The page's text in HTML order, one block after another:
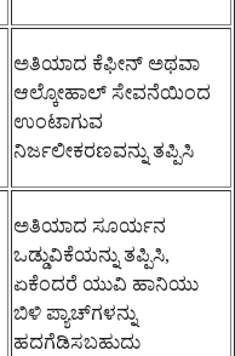
ಅತಿಯಾದ ಕೆಫೀನ್ ಅಥವಾ
ಆಲ್ಕೋಹಾಲ್ ಸೇವನೆಯಿಂದ
ಉಂಟಾಗುವ
ನಿರ್ಜಲೀಕರಣವನ್ನು ತಪ್ಪಿಸಿ
ಅತಿಯಾದ ಸೂರ್ಯನ
ಒಡ್ಡುವಿಕೆಯನ್ನು ತಪ್ಪಿಸಿ,
ಏಕೆಂದರೆ ಯುವಿ ಹಾನಿಯು
ಬಿಳಿ ಪ್ಯಾಚ್‌ಗಳನ್ನು
ಹದಗೆಡಿಸಬಹುದು